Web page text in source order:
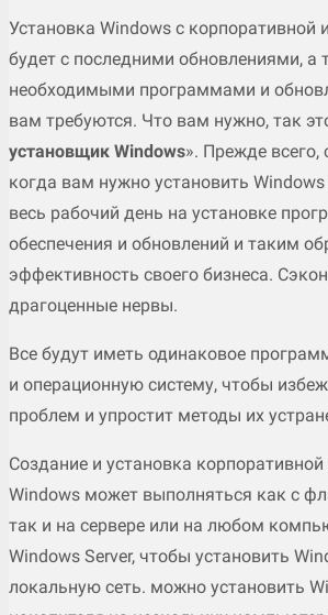
Установка Windows с корпоративной
будет с последними обновлениями, а
необходимыми программами и
вам требуются. Что вам нужно, так
установщик Windows». Прежде всего,
когда вам нужно установить
весь рабочий день на установке
обеспечения и обновлений и таким
эффективность своего бизнеса.
драгоценные нервы.
Все будут иметь одинаковое
и операционную систему, чтобы
проблем и упростит методы их
Создание и установка
Windows может выполняться как с
так и на сервере или на любом
Windows Server, чтобы установить
локальную сеть. можно установить